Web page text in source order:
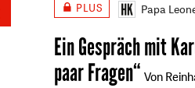
PLUS Papa
Ein Gespräch mit
paar Fragen“ Von